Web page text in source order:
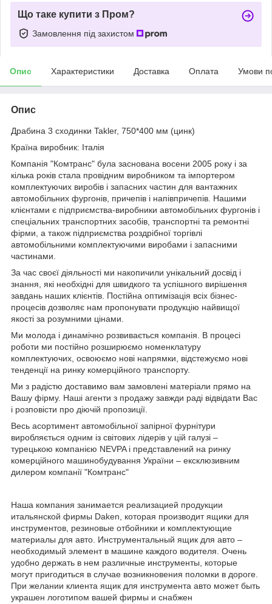
Що таке купити з Пром?
Замовлення під захистом
Опис Характеристики Доставка Оплата Умови
Опис
Драбина 3 сходинки Takler, 750*400 мм (цинк)
Країна виробник: Італія
Компанія "Комтранс" була заснована восени 2005 року і за
кілька років стала провідним виробником та імпортером
комплектуючих виробів і запасних частин для вантажних
автомобільних фургонів, причепів і напівпричепів. Нашими
клієнтами є підприємства-виробники автомобільних фургонів і
спеціальних транспортних засобів, транспортні та ремонтні
фірми, а також підприємства роздрібної торгівлі
автомобільними комплектуючими виробами і запасними
частинами.
За час своєї діяльності ми накопичили унікальний досвід і
знання, які необхідні для швидкого та успішного вирішення
завдань наших клієнтів. Постійна оптимізація всіх бізнес-
процесів дозволяє нам пропонувати продукцію найвищої
якості за розумними цінами.
Ми молода і динамічно розвивається компанія. В процесі
роботи ми постійно розширюємо номенклатуру
комплектуючих, освоюємо нові напрямки, відстежуємо нові
тенденції на ринку комерційного транспорту.
Ми з радістю доставимо вам замовлені матеріали прямо на
Вашу фірму. Наші агенти з продажу завжди раді відвідати Вас
і розповісти про діючій пропозиції.
Весь асортимент автомобільної запірної фурнітури
виробляється одним із світових лідерів у цій галузі –
турецькою компанією NEVPA і представлений на ринку
комерційного машинобудування України – ексклюзивним
дилером компанії "Комтранс"
Наша компания занимается реализацией продукции
итальянской фирмы Daken, которая производит ящики для
инструментов, резиновые отбойники и комплектующие
материалы для авто. Инструментальный ящик для авто –
необходимый элемент в машине каждого водителя. Очень
удобно держать в нем различные инструменты, которые
могут пригодиться в случае возникновения поломки в дороге.
При желании клиента ящик для инструмента авто может быть
украшен логотипом вашей фирмы и снабжен